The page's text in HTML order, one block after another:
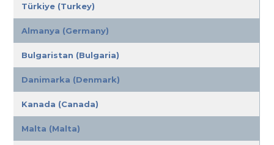
Türkiye (Turkey)
Almanya (Germany)
Bulgaristan (Bulgaria)
Danimarka (Denmark)
Kanada (Canada)
Malta (Malta)